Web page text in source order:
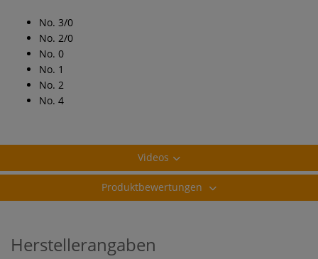
No. 3/0
No. 2/0
No. 0
No. 1
No. 2
No. 4
Videos
Produktbewertungen
Herstellerangaben